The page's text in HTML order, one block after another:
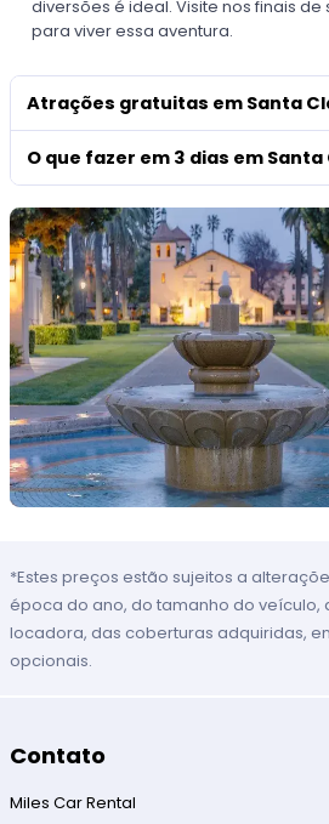
diversões é ideal. Visite nos finais
para viver essa aventura.
Atrações gratuitas em Santa
O que fazer em 3 dias em Santa
*Estes preços estão sujeitos a
época do ano, do tamanho do veículo,
locadora, das coberturas adquiridas,
opcionais.
Contato
Miles Car Rental